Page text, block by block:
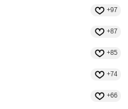
+97
+87
+85
+74
+66